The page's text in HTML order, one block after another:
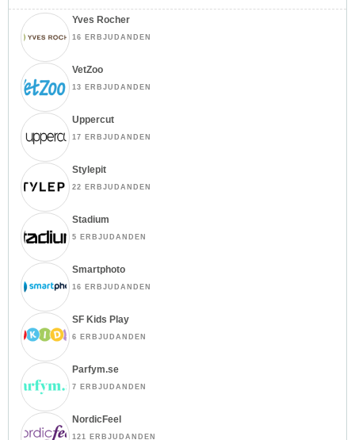
Yves Rocher
16 ERBJUDANDEN
VetZoo
13 ERBJUDANDEN
Uppercut
17 ERBJUDANDEN
Stylepit
22 ERBJUDANDEN
Stadium
5 ERBJUDANDEN
Smartphoto
16 ERBJUDANDEN
SF Kids Play
6 ERBJUDANDEN
Parfym.se
7 ERBJUDANDEN
NordicFeel
121 ERBJUDANDEN